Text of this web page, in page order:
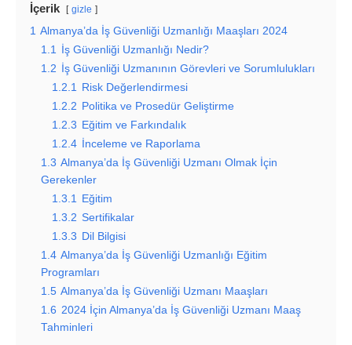
İçerik gizle
1 Almanya’da İş Güvenliği Uzmanlığı Maaşları 2024
1.1
İş Güvenliği Uzmanlığı Nedir?
1.2
İş Güvenliği Uzmanının Görevleri ve Sorumlulukları
1.2.1 Risk Değerlendirmesi
1.2.2 Politika ve Prosedür Geliştirme
1.2.3 Eğitim ve Farkındalık
1.2.4
İnceleme ve Raporlama
1.3 Almanya’da İş Güvenliği Uzmanı Olmak İçin
Gerekenler
1.3.1 Eğitim
1.3.2 Sertifikalar
1.3.3 Dil Bilgisi
1.4 Almanya’da İş Güvenliği Uzmanlığı Eğitim
Programları
1.5 Almanya’da İş Güvenliği Uzmanı Maaşları
1.6 2024 İçin Almanya’da İş Güvenliği Uzmanı Maaş
Tahminleri